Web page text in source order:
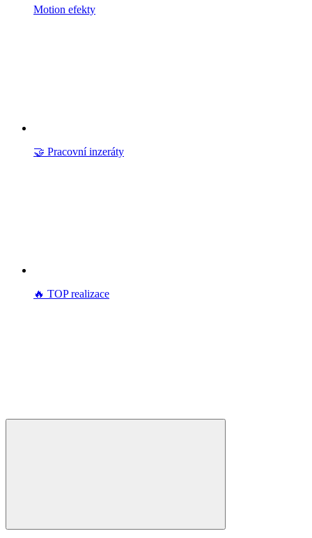
Motion efekty
🤝 Pracovní inzeráty
🔥 TOP realizace